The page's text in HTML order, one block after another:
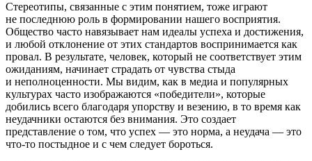
Стереотипы, связанные с этим понятием, тоже играют
не последнюю роль в формировании нашего восприятия.
Общество часто навязывает нам идеалы успеха и достижения,
и любой отклонение от этих стандартов воспринимается как
провал. В результате, человек, который не соответствует этим
ожиданиям, начинает страдать от чувства стыда
и неполноценности. Мы видим, как в медиа и популярных
культурах часто изображаются «победители», которые
добились всего благодаря упорству и везению, в то время как
неудачники остаются без внимания. Это создает
представление о том, что успех — это норма, а неудача — это
что-то постыдное и с чем следует бороться.